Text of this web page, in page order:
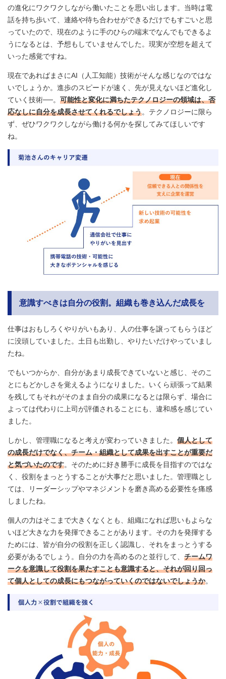
の進化にワクワクしながら働いたことを思い出します。当時は電
話を持ち歩いて、連絡や待ち合わせができるだけでもすごいと思
っていたので、現在のように手のひらの端末でなんでもできるよ
うになるとは、予想もしていませんでした。現実が空想を超えて
いった感覚ですね。
現在であればまさにAI（人工知能）技術がそんな感じなのではな
いでしょうか。進歩のスピードが速く、先が見えないほど進化し
ていく技術──。 可能性と変化に満ちたテクノロジーの領域は、否
応なしに自分を成長させてくれるでしょう。テクノロジーに限ら
ず、ぜひワクワクしながら働ける何かを探してみてほしいです
ね。
意識すべきは自分の役割。組織も巻き込んだ成長を
仕事はおもしろくやりがいもあり、人の仕事を譲ってもらうほど
に没頭していました。土日も出勤し、やりたいだけやっていまし
たね。
でもいつからか、自分があまり成長できていないと感じ、そのこ
とにもどかしさを覚えるようになりました。いくら頑張って結果
を残してもそれがそのまま自分の成果になるとは限らず、場合に
よっては代わりに上司が評価されることにも、違和感を感じてい
ました。
しかし、管理職になると考えが変わっていきました。 個人として
の成長だけでなく、チーム・組織として成果を出すことが重要だ
と気づいたのです。そのために好き勝手に成長を目指すのではな
く、役割をまっとうすることが大事だと思いました。管理職とし
ては、リーダーシップやマネジメントを磨き高める必要性を痛感
しましたね。
個人の力はそこまで大きくなくとも、組織になれば思いもよらな
いほど大きな力を発揮できることがあります。その力を発揮する
ためには、皆が自分の役割を正しく認識し、それをまっとうする
必要があるでしょう。自分の力を高めるのと並行して、 チームワ
ークを意識して役割を果たすことも意識すると、それが回り回っ
て個人としての成長にもつながっていくのではないでしょうか。